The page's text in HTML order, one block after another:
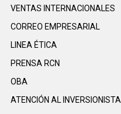
VENTAS INTERNACIONALES
CORREO EMPRESARIAL
LINEA ÉTICA
PRENSA RCN
OBA
ATENCIÓN AL INVERSIONISTA